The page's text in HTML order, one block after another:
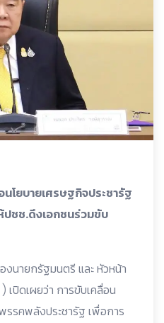
โยบายเศรษฐกิจประชารัฐ
ปชช.ดึงเอกชนร่วมขับ
นายกรัฐมนตรี และ หัวหน้า
ปิดเผยว่า การขับเคลื่อน
รคพลังประชารัฐ เพื่อการ